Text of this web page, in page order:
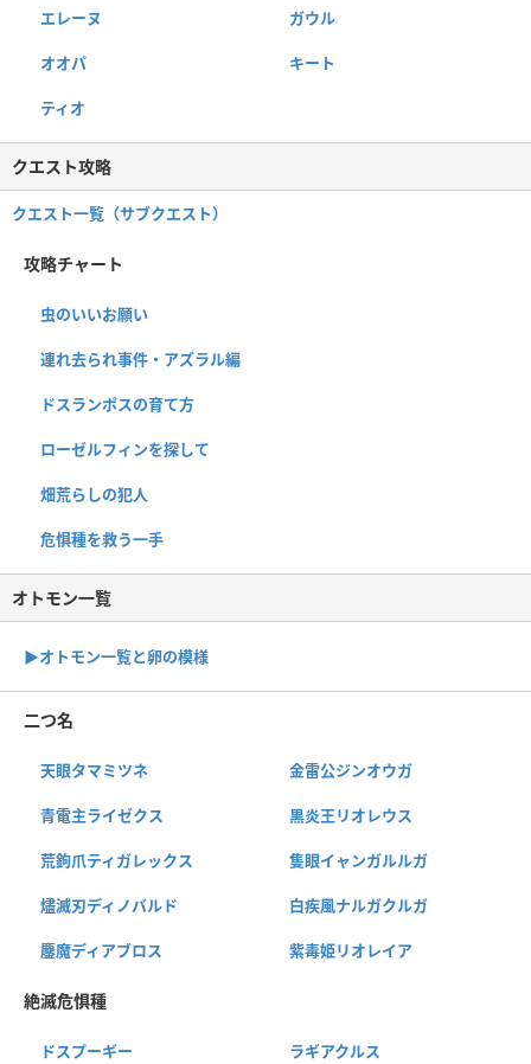
エレーヌ ガウル
オオパ キート
ティオ
クエスト攻略
クエスト一覧（サブクエスト）
攻略チャート
虫のいいお願い
連れ去られ事件・アズラル編
ドスランポスの育て方
ローゼルフィンを探して
畑荒らしの犯人
危惧種を救う一手
オトモン一覧
▶︎オトモン一覧と卵の模様
二つ名
天眼タマミツネ 金雷公ジンオウガ
青電主ライゼクス 黒炎王リオレウス
荒鉤爪ティガレックス 隻眼イャンガルルガ
燼滅刃ディノバルド 白疾風ナルガクルガ
鏖魔ディアブロス 紫毒姫リオレイア
絶滅危惧種
ドスプーギー ラギアクルス